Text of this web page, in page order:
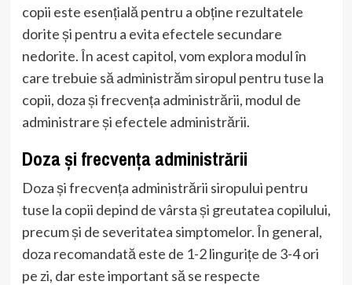
copii este esențială pentru a obține rezultatele
dorite și pentru a evita efectele secundare
nedorite. În acest capitol, vom explora modul în
care trebuie să administrăm siropul pentru tuse la
copii, doza și frecvența administrării, modul de
administrare și efectele administrării.
Doza și frecvența administrării
Doza și frecvența administrării siropului pentru
tuse la copii depind de vârsta și greutatea copilului,
precum și de severitatea simptomelor. În general,
doza recomandată este de 1-2 lingurițe de 3-4 ori
pe zi, dar este important să se respecte